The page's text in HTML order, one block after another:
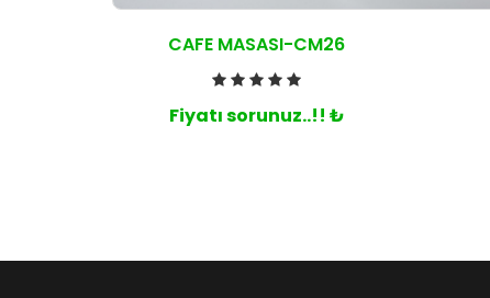
CAFE MASASI-CM26
Fiyatı sorunuz..!! ₺